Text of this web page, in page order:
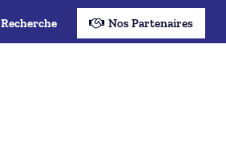
Recherche Nos Partenaires